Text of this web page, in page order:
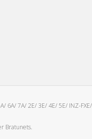
6A/ 7A/ 2E/ 3E/ 4E/ 5E/ INZ-FXE/
Bratunets.